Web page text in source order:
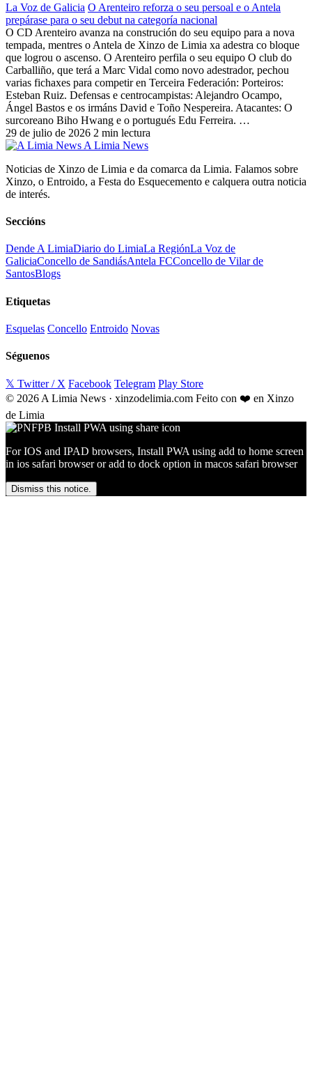
La Voz de Galicia O Arenteiro reforza o seu persoal e o Antela
prepárase para o seu debut na categoría nacional
O CD Arenteiro avanza na construción do seu equipo para a nova
tempada, mentres o Antela de Xinzo de Limia xa adestra co bloque
que logrou o ascenso. O Arenteiro perfila o seu equipo O club do
Carballiño, que terá a Marc Vidal como novo adestrador, pechou
varias fichaxes para competir en Terceira Federación: Porteiros:
Esteban Ruiz. Defensas e centrocampistas: Alejandro Ocampo,
Ángel Bastos e os irmáns David e Toño Nespereira. Atacantes: O
surcoreano Biho Hwang e o portugués Edu Ferreira. …
29 de julio de 2026 2 min lectura
A Limia News
Noticias de Xinzo de Limia e da comarca da Limia. Falamos sobre
Xinzo, o Entroido, a Festa do Esquecemento e calquera outra noticia
de interés.
Seccións
Dende A LimiaDiario do LimiaLa RegiónLa Voz de
GaliciaConcello de SandiásAntela FCConcello de Vilar de
SantosBlogs
Etiquetas
Esquelas Concello Entroido Novas
Séguenos
𝕏 Twitter / X Facebook Telegram Play Store
© 2026 A Limia News · xinzodelimia.com Feito con ❤️ en Xinzo
de Limia
For IOS and IPAD browsers, Install PWA using add to home screen
in ios safari browser or add to dock option in macos safari browser
Dismiss this notice.